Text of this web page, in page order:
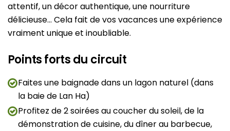
attentif, un décor authentique, une nourriture
délicieuse… Cela fait de vos vacances une expérience
vraiment unique et inoubliable.
Points forts du circuit
Faites une baignade dans un lagon naturel (dans
la baie de Lan Ha)
Profitez de 2 soirées au coucher du soleil, de la
démonstration de cuisine, du dîner au barbecue,